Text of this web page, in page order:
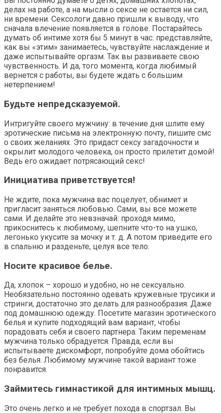
делах на работе, а на мысли о сексе не остается ни сил,
ни времени. Сексологи давно пришли к выводу, что
сначала влечение появляется в голове. Постарайтесь
думать об интиме хотя бы 5 минут в час: представляйте,
как вы «этим» занимаетесь, чувствуйте наслаждение и
даже испытывайте оргазм. Так вы развиваете свою
чувственность. И да, того момента, когда любимый
вернется с работы, вы будете ждать с большим
нетерпением!
Будьте непредсказуемой.
Интригуйте своего мужчину: в течение дня шлите ему
эротические письма на электронную почту, пишите смс
о своих желаниях. Это придаст сексу загадочности и
окрылит молодого человека, он просто прилетит домой!
Ведь его ожидает потрясающий секс!
Инициатива приветствуется!
Не ждите, пока мужчина вас поцелует, обнимет и
пригласит заняться любовью. Сами, вы все можете
сами. И делайте это невзначай: проходя мимо,
прикоснитесь к любимому, шепните что-то на ушко,
легонько укусите за мочку и т. д. А потом приведите его
в спальню и разденьте, целуя все тело.
Носите красивое белье.
Да, хлопок – хорошо и удобно, но не сексуально.
Необязательно постоянно одевать кружевные трусики и
стринги, достаточно это делать для разнообразия. Даже
под домашнюю одежду. Посетите магазин эротического
белья и купите подходящий вам вариант, чтобы
порадовать себя и своего партнера. Таким переменам
мужчина только обрадуется. Правда, если вы
испытываете дискомфорт, попробуйте дома обойтись
без белья. Любимому мужчине такой вариант тоже
понравится.
Займитесь гимнастикой для интимных мышц.
Это очень легко и не требует похода в спортзал. Вы